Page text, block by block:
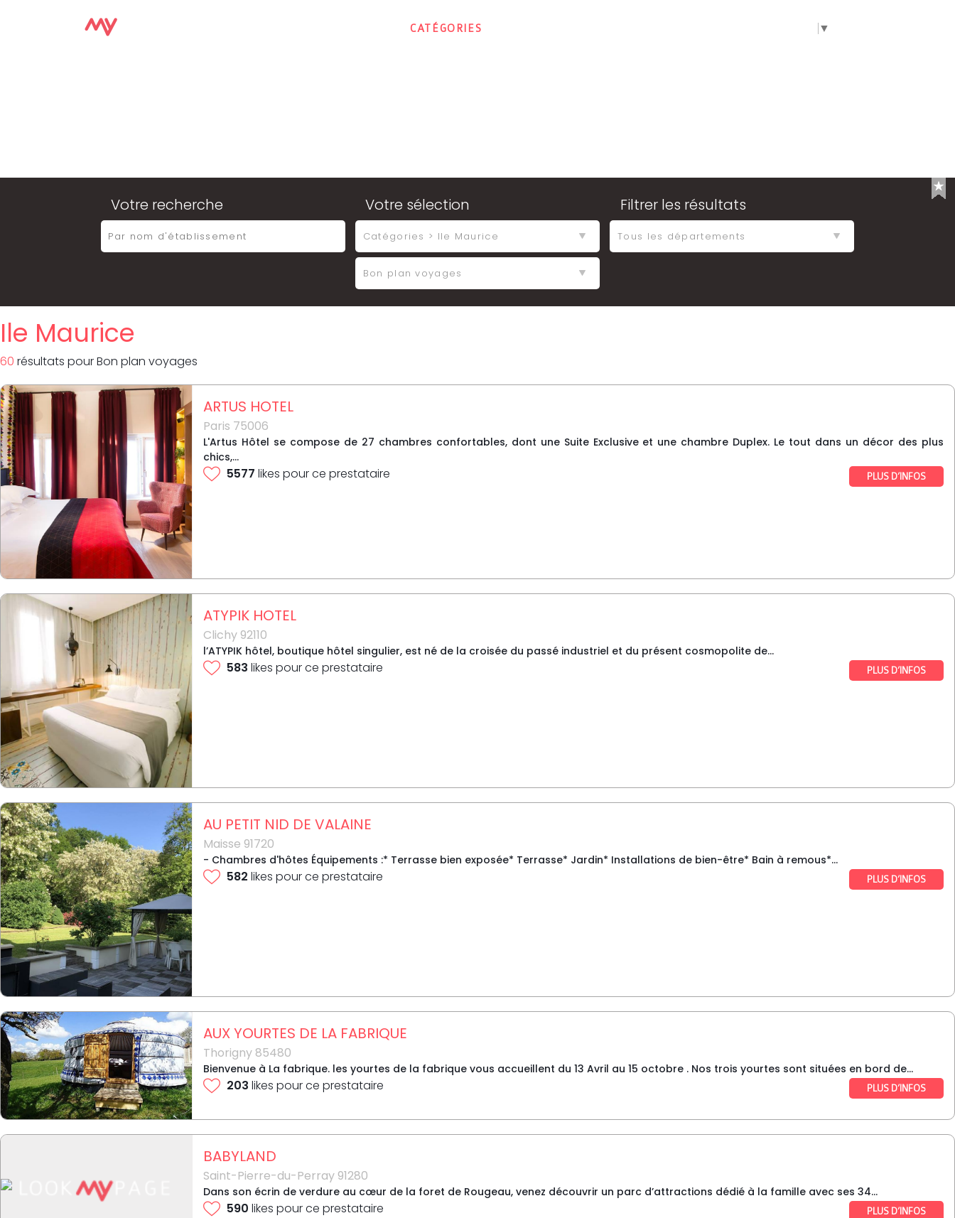
CATÉGORIES ▼
Votre recherche Votre sélection Filtrer les résultats
Ile Maurice
60 résultats pourBon plan voyages
ARTUS HOTEL
Paris 75006
L'Artus Hôtel se compose de 27 chambres confortables, dont une Suite Exclusive et une chambre Duplex. Le tout dans un décor des plus
chics,...
5577 likes pour ce prestataire PLUS D’INFOS
ATYPIK HOTEL
Clichy 92110
l’ATYPIK hôtel, boutique hôtel singulier, est né de la croisée du passé industriel et du présent cosmopolite de...
583 likes pour ce prestataire PLUS D’INFOS
AU PETIT NID DE VALAINE
Maisse 91720
- Chambres d'hôtes Équipements :* Terrasse bien exposée* Terrasse* Jardin* Installations de bien-être* Bain à remous*...
582 likes pour ce prestataire PLUS D’INFOS
AUX YOURTES DE LA FABRIQUE
Thorigny 85480
Bienvenue à La fabrique. les yourtes de la fabrique vous accueillent du 13 Avril au 15 octobre . Nos trois yourtes sont situées en bord de...
203 likes pour ce prestataire PLUS D’INFOS
BABYLAND
Saint-Pierre-du-Perray 91280
Dans son écrin de verdure au cœur de la foret de Rougeau, venez découvrir un parc d’attractions dédié à la famille avec ses 34...
590 likes pour ce prestataire PLUS D’INFOS